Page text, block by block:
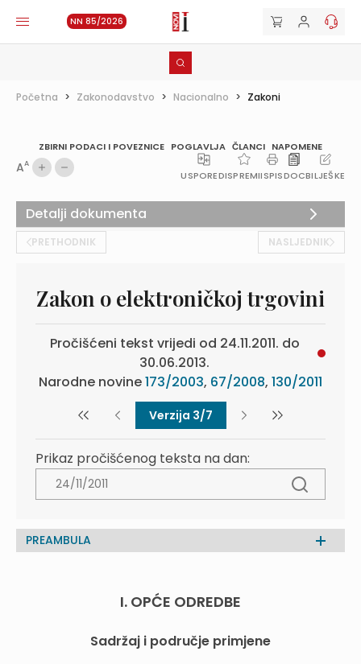
NN 85/2026
Početna > Zakonodavstvo > Nacionalno > Zakoni
ZBIRNI PODACI I POVEZNICE POGLAVLJA ČLANCI NAPOMENE
AA
USPOREDISPREMIISPISDOCBILJEŠKE
PRETHODNIK NASLJEDNIK
Zakon o elektroničkoj trgovini
Pročišćeni tekst vrijedi od 24.11.2011. do
30.06.2013.
Narodne novine173/2003, 67/2008, 130/2011
Verzija 3/7
Prikaz pročišćenog teksta na dan:
PREAMBULA
I. OPĆE ODREDBE
Sadržaj i područje primjene
Detalji dokumenta